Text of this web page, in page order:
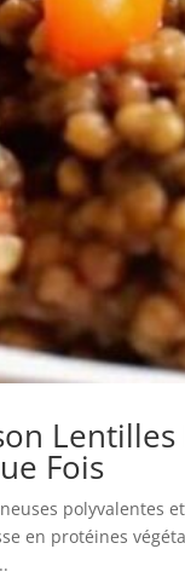
Fois
polyvalentes
en protéines